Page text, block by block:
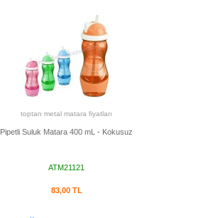
toptan metal matara fiyatları
Pipetli Suluk Matara 400 mL - Kokusuz
ATM21121
83,00 TL